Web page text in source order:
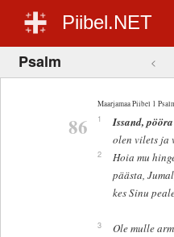
Piibel.NET
Psalm <
Maarjamaa Piibel 1
86
1
Issand,
olen vilets ja
2
Hoia mu
päästa,
kes Sinu
3
Ole mulle